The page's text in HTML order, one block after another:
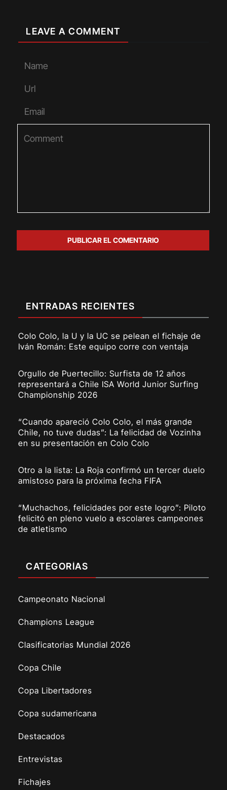
LEAVE A COMMENT
ENTRADAS RECIENTES
Colo Colo, la U y la UC se pelean el fichaje de
Iván Román: Este equipo corre con ventaja
Orgullo de Puertecillo: Surfista de 12 años
representará a Chile ISA World Junior Surfing
Championship 2026
“Cuando apareció Colo Colo, el más grande
Chile, no tuve dudas”: La felicidad de Vozinha
en su presentación en Colo Colo
Otro a la lista: La Roja confirmó un tercer duelo
amistoso para la próxima fecha FIFA
“Muchachos, felicidades por este logro”: Piloto
felicitó en pleno vuelo a escolares campeones
de atletismo
CATEGORÍAS
Campeonato Nacional
Champions League
Clasificatorias Mundial 2026
Copa Chile
Copa Libertadores
Copa sudamericana
Destacados
Entrevistas
Fichajes